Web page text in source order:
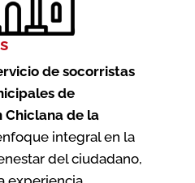
de socorristas
de
Chiclana de la
integral en la
del ciudadano,